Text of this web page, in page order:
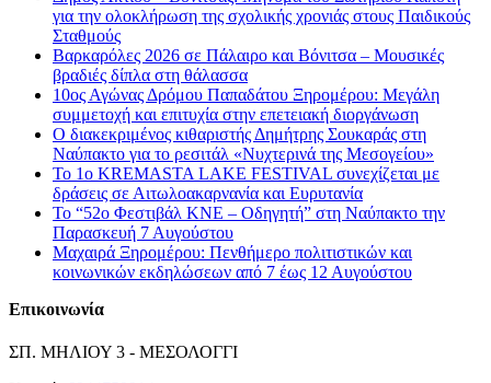
για την ολοκλήρωση της σχολικής χρονιάς στους Παιδικούς
Σταθμούς
Βαρκαρόλες 2026 σε Πάλαιρο και Βόνιτσα – Μουσικές
βραδιές δίπλα στη θάλασσα
10ος Αγώνας Δρόμου Παπαδάτου Ξηρομέρου: Μεγάλη
συμμετοχή και επιτυχία στην επετειακή διοργάνωση
Ο διακεκριμένος κιθαριστής Δημήτρης Σουκαράς στη
Ναύπακτο για το ρεσιτάλ «Νυχτερινά της Μεσογείου»
Το 1ο KREMASTA LAKE FESTIVAL συνεχίζεται με
δράσεις σε Αιτωλοακαρνανία και Ευρυτανία
Το “52ο Φεστιβάλ ΚΝΕ – Οδηγητή” στη Ναύπακτο την
Παρασκευή 7 Αυγούστου
Μαχαιρά Ξηρομέρου: Πενθήμερο πολιτιστικών και
κοινωνικών εκδηλώσεων από 7 έως 12 Αυγούστου
Επικοινωνία
ΣΠ. ΜΗΛΙΟΥ 3 - ΜΕΣΟΛΟΓΓΙ